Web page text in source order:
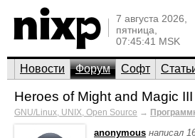
7 августа 2026,
пятница,
07:45:41 MSK
Новости Форум Софт
Heroes of Might and Magic
GNU/Linux, UNIX, Open Source →
anonymous написал